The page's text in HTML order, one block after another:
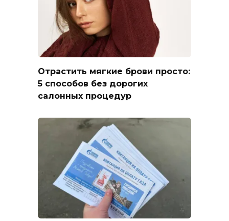
Отрастить мягкие брови просто:
5 способов без дорогих
салонных процедур